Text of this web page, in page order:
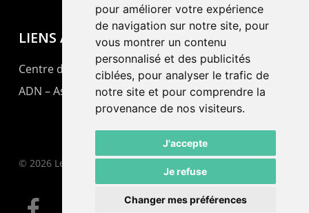
pour améliorer votre expérience
de navigation sur notre site, pour
vous montrer un contenu
personnalisé et des publicités
ciblées, pour analyser le trafic de
notre site et pour comprendre la
provenance de nos visiteurs.
J'accepte
Je refuse
Changer mes préférences
LIENS AMIS
Centre de culture ABC
ADN – Association Danse Neuchâtel
© 2026 Le Pommier.
facebook email